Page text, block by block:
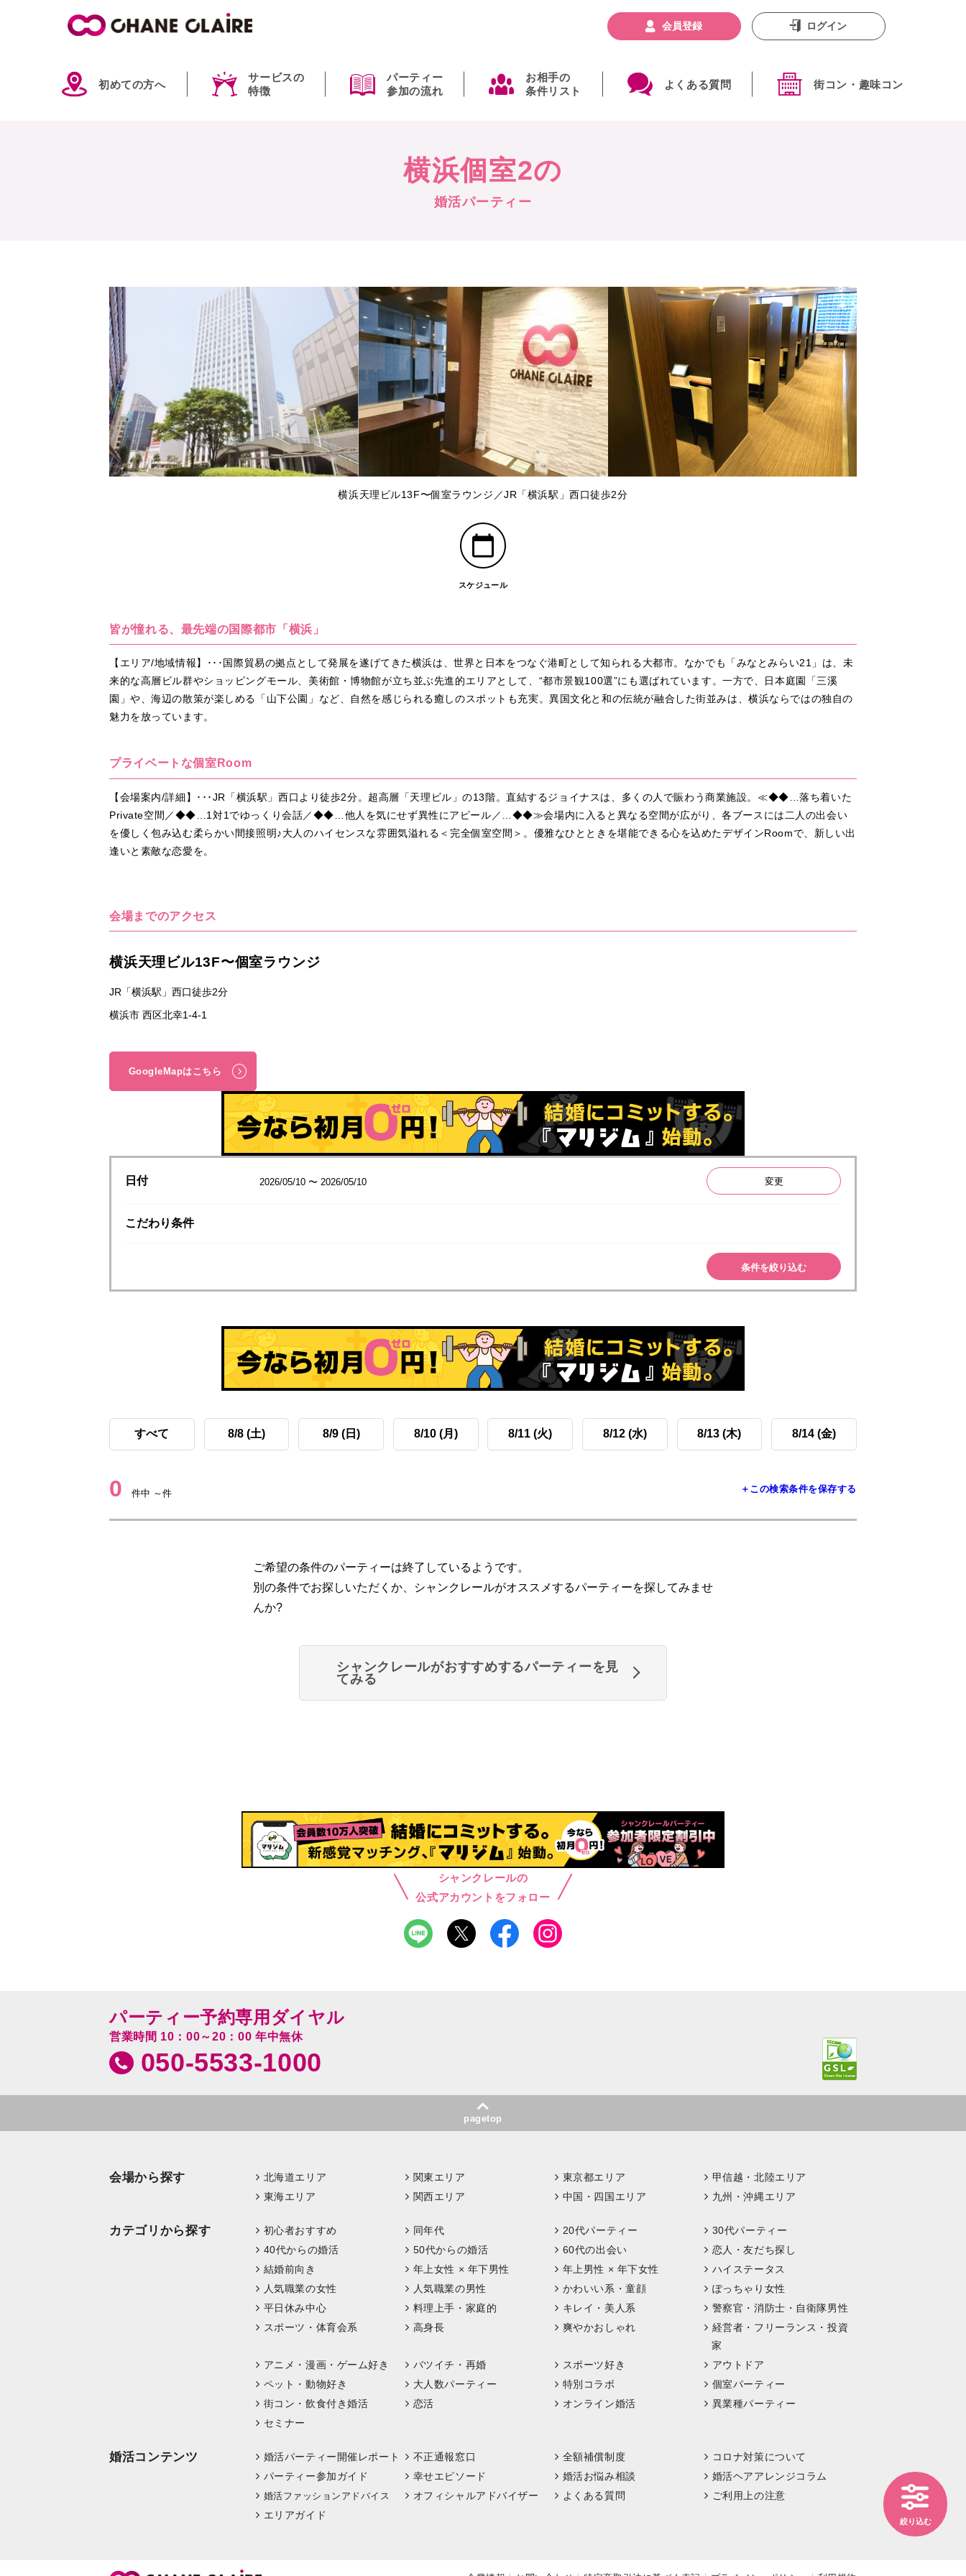
初めての方へ
サービスの
特徴
パーティー
参加の流れ
お相手の
条件リスト
よくある質問 街コン・趣味コン
会員登録 ログイン
横浜個室2の
婚活パーティー
横浜天理ビル13F〜個室ラウンジ／JR「横浜駅」西口徒歩2分
スケジュール
皆が憧れる、最先端の国際都市「横浜」
【エリア/地域情報】･･･国際貿易の拠点として発展を遂げてきた横浜は、世界と日本をつなぐ港町として知られる大都市。なかでも「みなとみらい21」は、未
来的な高層ビル群やショッピングモール、美術館・博物館が立ち並ぶ先進的エリアとして、“都市景観100選”にも選ばれています。一方で、日本庭園「三溪
園」や、海辺の散策が楽しめる「山下公園」など、自然を感じられる癒しのスポットも充実。異国文化と和の伝統が融合した街並みは、横浜ならではの独自の
魅力を放っています。
プライベートな個室Room
【会場案内/詳細】･･･JR「横浜駅」西口より徒歩2分。超高層「天理ビル」の13階。直結するジョイナスは、多くの人で賑わう商業施設。≪◆◆…落ち着いた
Private空間／◆◆…1対1でゆっくり会話／◆◆…他人を気にせず異性にアピール／…◆◆≫会場内に入ると異なる空間が広がり、各ブースには二人の出会い
を優しく包み込む柔らかい間接照明♪大人のハイセンスな雰囲気溢れる＜完全個室空間＞。優雅なひとときを堪能できる心を込めたデザインRoomで、新しい出
逢いと素敵な恋愛を。
会場までのアクセス
横浜天理ビル13F〜個室ラウンジ
JR「横浜駅」西口徒歩2分
横浜市 西区北幸1-4-1
GoogleMapはこちら
日付 2026/05/10 〜 2026/05/10 変更
こだわり条件
条件を絞り込む
すべて 8/8 (土) 8/9 (日) 8/10 (月) 8/11 (火) 8/12 (水) 8/13 (木) 8/14 (金)
0 件中 ～件 ＋この検索条件を保存する
ご希望の条件のパーティーは終了しているようです。
別の条件でお探しいただくか、シャンクレールがオススメするパーティーを探してみませ
んか?
シャンクレールがおすすめするパーティーを見
てみる
シャンクレールの
公式アカウントをフォロー
絞り込む
パーティー予約専用ダイヤル
営業時間 10：00～20：00 年中無休
050-5533-1000
pagetop
会場から探す 北海道エリア 関東エリア 東京都エリア
甲信越・北陸エリア
東海エリア
関西エリア 中国・四国エリア 九州・沖縄エリア
カテゴリから探す 初心者おすすめ 同年代 20代パーティー
30代パーティー
40代からの婚活
50代からの婚活 60代の出会い
恋人・友だち探し
結婚前向き
年上女性 × 年下男性 年上男性 × 年下女性
ハイステータス
人気職業の女性
人気職業の男性 かわいい系・童顔
ぽっちゃり女性
平日休み中心
料理上手・家庭的 キレイ・美人系
警察官・消防士・自衛隊男性
スポーツ・体育会系
高身長 爽やかおしゃれ
経営者・フリーランス・投資
家
アニメ・漫画・ゲーム好き
バツイチ・再婚 スポーツ好き
アウトドア
ペット・動物好き
大人数パーティー 特別コラボ
個室パーティー
街コン・飲食付き婚活
恋活 オンライン婚活
異業種パーティー
セミナー
婚活コンテンツ 婚活パーティー開催レポート 不正通報窓口 全額補償制度
コロナ対策について
パーティー参加ガイド
幸せエピソード 婚活お悩み相談 婚活ヘアアレンジコラム
婚活ファッションアドバイス オフィシャルアドバイザー よくある質問
ご利用上の注意
エリアガイド